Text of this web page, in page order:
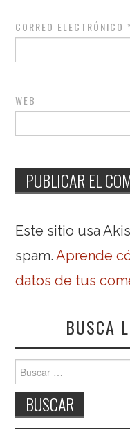
CORREO ELECTRÓNICO *
WEB
Este sitio usa
spam.Aprende
datos de tus
BUSCA
Buscar: